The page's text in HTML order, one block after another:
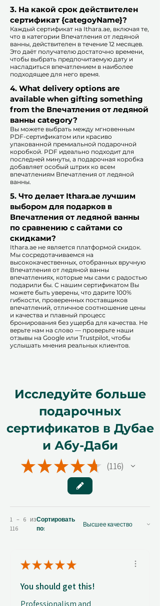
3. На какой срок действителен
сертификат {categoyName}?
Каждый сертификат на Ithara.ae, включая те,
что в категории Впечатления от ледяной
ванны, действителен в течение 12 месяцев.
Это даёт получателю достаточно времени,
чтобы выбрать предпочитаемую дату и
насладиться впечатлением в наиболее
подходящее для него время.​
4. What delivery options are
available when gifting something
from the Впечатления от ледяной
ванны category?
Вы можете выбрать между мгновенным
PDF-сертификатом или красиво
упакованной премиальной подарочной
коробкой. PDF идеально подходит для
последней минуты, а подарочная коробка
добавляет особый штрих ко всем
впечатлениям Впечатления от ледяной
ванны.​
5. Что делает Ithara.ae лучшим
выбором для подарков в
Впечатления от ледяной ванны
по сравнению с сайтами со
скидками?​
​​Ithara.ae не является платформой скидок.
Мы сосредотачиваемся на
высококачественных, отобранных вручную
Впечатления от ледяной ванны
впечатлениях, которые мы сами с радостью
подарили бы. С нашим сертификатом Вы
можете быть уверены, что дарите 100%
гибкости, проверенных поставщиков
впечатлений, отличное соотношение цены
и качества и плавный процесс
бронирования без ущерба для качества. Не
верьте нам на слово — проверьте наши
отзывы на Google или Trustpilot, чтобы
услышать мнения реальных клиентов.
Исследуйте больше
подарочных
сертификатов в Дубае
и Абу-Даби
★★★★★ 116
116
1 – 6 из
116
Сортировать
по:
★★★★★
You should get this!
Professionalism and